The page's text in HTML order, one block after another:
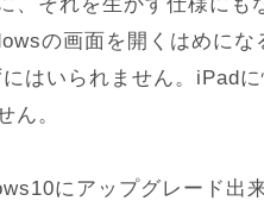
の画面を開くはめにな
はいられません。iPad
ん。
にアップグレード出